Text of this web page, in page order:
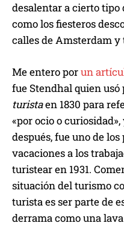
desalentar a cierto
como los fiesteros
calles de Amsterdam y
Me entero porun
fue Stendhal quien
turistaen 1830 para
«por ocio o
después, fue uno de
vacaciones a los
turistear en 1931.
situación del turismo
turista es ser parte de
derrama como una